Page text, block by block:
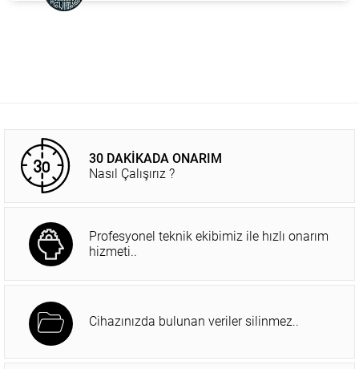
30 DAKİKADA ONARIM
Nasıl Çalışırız ?
Profesyonel teknik ekibimiz ile hızlı onarım
hizmeti..
Cihazınızda bulunan veriler silinmez..